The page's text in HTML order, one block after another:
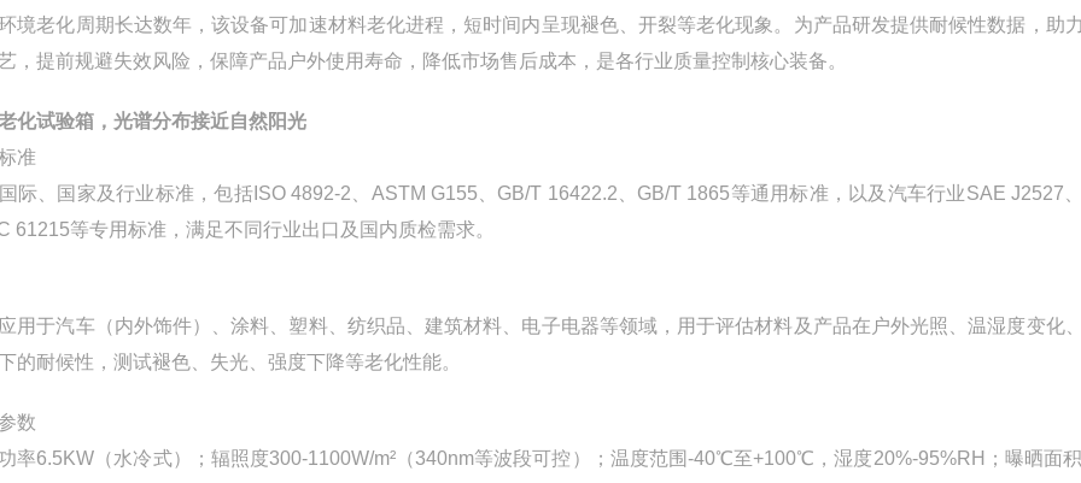
境老化周期长达数年，该设备可加速材料老化进程，短时间内呈现褪色、开裂等老化现象。为产品研发提供耐候性数据，助
，提前规避失效风险，保障产品户外使用寿命，降低市场售后成本，是各行业质量控制核心装备。
化试验箱，光谱分布接近自然阳光
准
际、国家及行业标准，包括ISO 4892-2、ASTM G155、GB/T 16422.2、GB/T 1865等通用标准，以及汽车行业SAE J2527
61215等专用标准，满足不同行业出口及国内质检需求。
用于汽车（内外饰件）、涂料、塑料、纺织品、建筑材料、电子电器等领域，用于评估材料及产品在户外光照、温湿度变化
的耐候性，测试褪色、失光、强度下降等老化性能。
数
率6.5KW（水冷式）；辐照度300-1100W/m²（340nm等波段可控）；温度范围-40℃至+100℃，湿度20%-95%RH；曝晒面